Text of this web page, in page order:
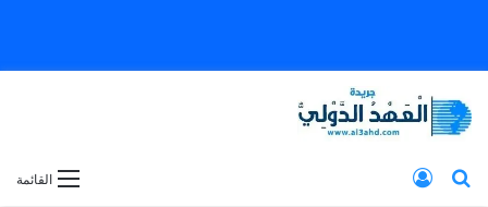
القائمة بحث عن